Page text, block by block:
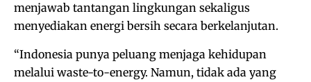
menjawab tantangan lingkungan sekaligus
menyediakan energi bersih secara berkelanjutan.
“Indonesia punya peluang menjaga kehidupan
melalui waste-to-energy. Namun, tidak ada yang